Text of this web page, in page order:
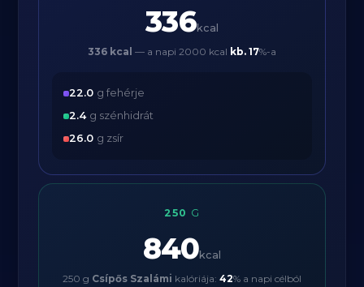
336kcal
336 kcal — a napi 2000 kcal kb. 17%-a
22.0 g fehérje
2.4 g szénhidrát
26.0 g zsír
250 G
840kcal
250 g Csípős Szalámi kalóriája: 42% a napi célból